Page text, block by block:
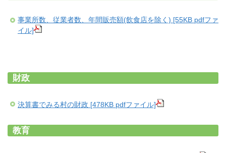
事業所数、従業者数、年間販売額(飲食店を除く) [55KB pdfファ
イル]
財政
決算書でみる村の財政 [478KB pdfファイル]
教育